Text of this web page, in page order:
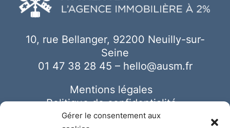
Gérer le consentement aux
10, rue Bellanger, 92200 Neuilly-sur-
Seine
01 47 38 28 45 – hello@ausm.fr
Mentions légales
Politique de confidentialité
Cookies